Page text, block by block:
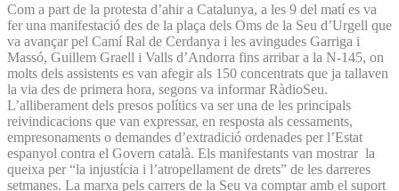
Com a part de la protesta d’ahir a Catalunya, a les 9 del matí es va
fer una manifestació des de la plaça dels Oms de la Seu d’Urgell que
va avançar pel Camí Ral de Cerdanya i les avingudes Garriga i
Massó, Guillem Graell i Valls d’Andorra fins arribar a la N-145, on
molts dels assistents es van afegir als 150 concentrats que ja tallaven
la via des de primera hora, segons va informar RàdioSeu.
L’alliberament dels presos polítics va ser una de les principals
reivindicacions que van expressar, en resposta als cessaments,
empresonaments o demandes d’extradició ordenades per l’Estat
espanyol contra el Govern català. Els manifestants van mostrar la
queixa per “la injustícia i l’atropellament de drets” de les darreres
setmanes. La marxa pels carrers de la Seu va comptar amb el suport